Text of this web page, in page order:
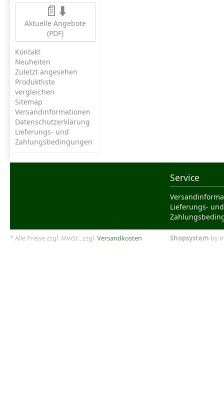
📄⬇️
Aktuelle Angebote
(PDF)
Kontakt
Neuheiten
Zuletzt angesehen
Produktliste
vergleichen
Sitemap
Versandinformationen
Datenschutzerklärung
Lieferungs- und
Zahlungsbedingungen
Service
Lieferungs- und
* Alle Preise zzgl. MwSt., zzgl.Versandkosten Shopsystem by